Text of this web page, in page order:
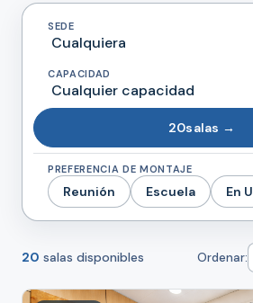
SEDE
CAPACIDAD
20salas →
PREFERENCIA DE MONTAJE
Reunión Escuela En U
20 salas disponibles Ordenar: